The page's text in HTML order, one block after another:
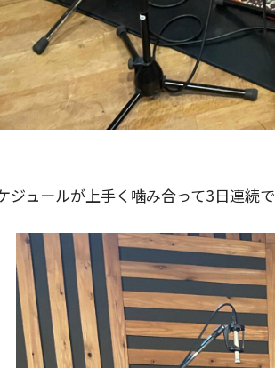
ジュールが上手く噛み合って3日連続